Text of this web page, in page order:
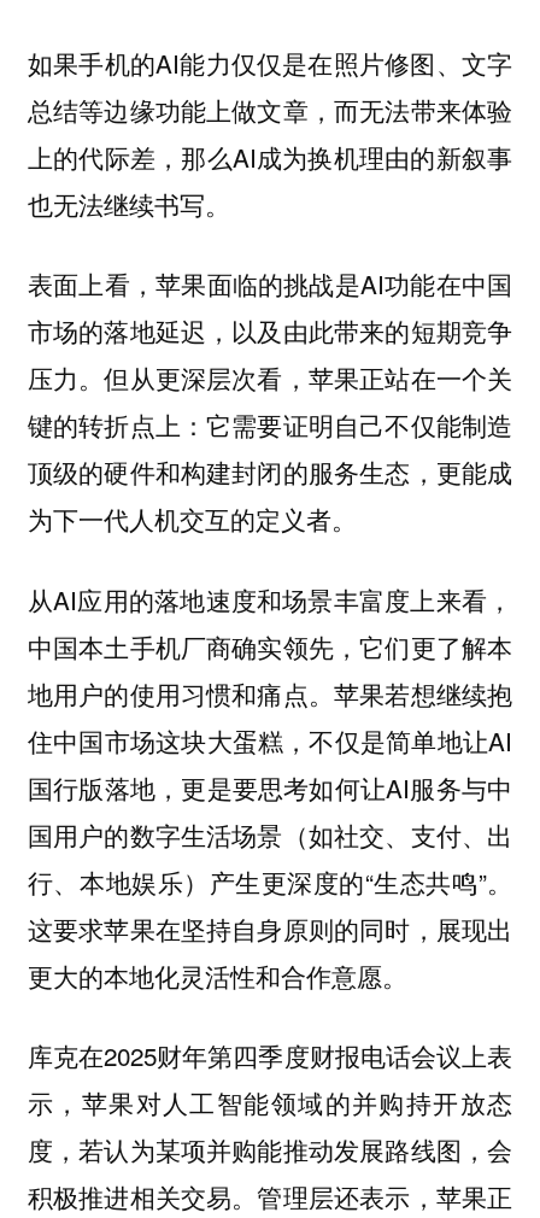
如果手机的AI能力仅仅是在照片修图、文字
总结等边缘功能上做文章，而无法带来体验
上的代际差，那么AI成为换机理由的新叙事
也无法继续书写。
表面上看，苹果面临的挑战是AI功能在中国
市场的落地延迟，以及由此带来的短期竞争
压力。但从更深层次看，苹果正站在一个关
键的转折点上：它需要证明自己不仅能制造
顶级的硬件和构建封闭的服务生态，更能成
为下一代人机交互的定义者。
从AI应用的落地速度和场景丰富度上来看，
中国本土手机厂商确实领先，它们更了解本
地用户的使用习惯和痛点。苹果若想继续抱
住中国市场这块大蛋糕，不仅是简单地让AI
国行版落地，更是要思考如何让AI服务与中
国用户的数字生活场景（如社交、支付、出
行、本地娱乐）产生更深度的“生态共鸣”。
这要求苹果在坚持自身原则的同时，展现出
更大的本地化灵活性和合作意愿。
库克在2025财年第四季度财报电话会议上表
示，苹果对人工智能领域的并购持开放态
度，若认为某项并购能推动发展路线图，会
积极推进相关交易。管理层还表示，苹果正